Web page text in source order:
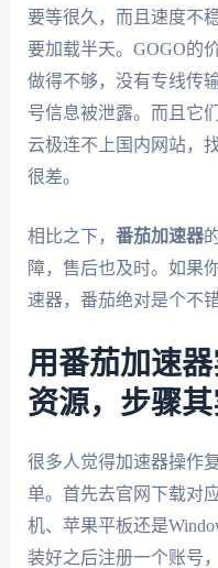
要等很久，而且速度不
要加载半天。GOGO的
做得不够，没有专线传
号信息被泄露。而且它
云极连不上国内网站，
很差。
相比之下， 番茄加速器
障，售后也及时。如果
速器，番茄绝对是个不
用番茄加速
资源，步骤
很多人觉得加速器操作
单。首先去官网下载对
机、苹果平板还是
装好之后注册一个账号